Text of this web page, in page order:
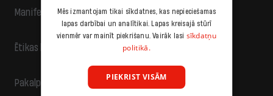
Manifests
Ētikas kodekss
Pakalpojumu sniegšanas noteikumi
Mēs izmantojam tikai sīkdatnes, kas nepieciešamas
lapas darbībai un analītikai. Lapas kreisajā stūrī
vienmēr var mainīt piekrišanu. Vairāk lasi sīkdatņu
politikā.
PIEKRIST VISĀM